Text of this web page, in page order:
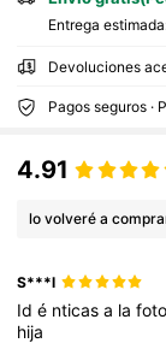
Entrega
Devoluciones
Pagos seguros ·
4.91
lo volveré a
S***l
Idé nticasa lafoto
hija